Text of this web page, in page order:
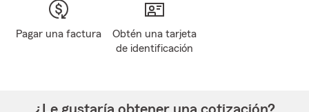
Pagar una factura
Obtén una tarjeta
de identificación